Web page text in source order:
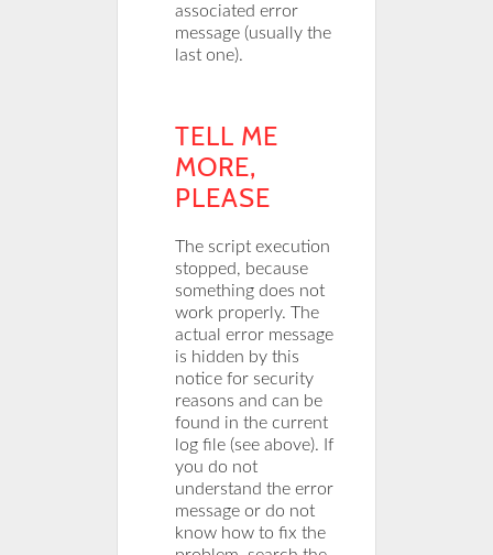
associated error
message (usually the
last one).
TELL ME
MORE,
PLEASE
The script execution
stopped, because
something does not
work properly. The
actual error message
is hidden by this
notice for security
reasons and can be
found in the current
log file (see above). If
you do not
understand the error
message or do not
know how to fix the